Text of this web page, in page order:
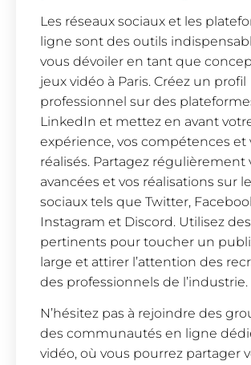
Les réseaux sociaux et les
ligne sont des outils
vous dévoiler en tant que
jeux vidéo à Paris. Créez un profil
professionnel sur des
LinkedIn et mettez en avant
expérience, vos compétences et
réalisés. Partagez régulièrement
avancées et vos réalisations sur
sociaux tels que Twitter,
Instagram et Discord. Utilisez
pertinents pour toucher un
large et attirer l’attention des
des professionnels de l’industrie.
N’hésitez pas à rejoindre des
des communautés en ligne
vidéo, où vous pourrez partager